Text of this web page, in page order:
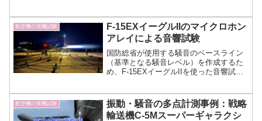
ベーン（Microvane）を適用した空気抵抗
低減について説明します。
航空機の実機試験
F-15EXイーグルIIのマイクロホン
アレイによる音響試験
国防総省が使用する騒音のベースライン
（基準となる騒音レベル）を作成するた
め、F-15EXイーグルIIを使った音響試験
騒音の計測について米国空軍の写真を使
い説明します。
航空機の実機試験
振動・騒音の多点計測事例：戦略
輸送機C-5Mスーパーギャラクシ